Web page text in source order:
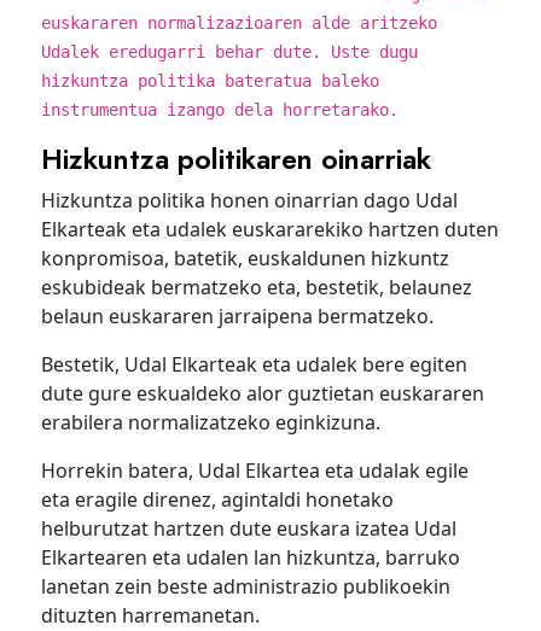
euskararen normalizazioaren alde aritzeko
Udalek eredugarri behar dute. Uste dugu
hizkuntza politika bateratua baleko
instrumentua izango dela horretarako.
Hizkuntza politikaren oinarriak
Hizkuntza politika honen oinarrian dago Udal
Elkarteak eta udalek euskararekiko hartzen duten
konpromisoa, batetik, euskaldunen hizkuntz
eskubideak bermatzeko eta, bestetik, belaunez
belaun euskararen jarraipena bermatzeko.
Bestetik, Udal Elkarteak eta udalek bere egiten
dute gure eskualdeko alor guztietan euskararen
erabilera normalizatzeko eginkizuna.
Horrekin batera, Udal Elkartea eta udalak egile
eta eragile direnez, agintaldi honetako
helburutzat hartzen dute euskara izatea Udal
Elkartearen eta udalen lan hizkuntza, barruko
lanetan zein beste administrazio publikoekin
dituzten harremanetan.